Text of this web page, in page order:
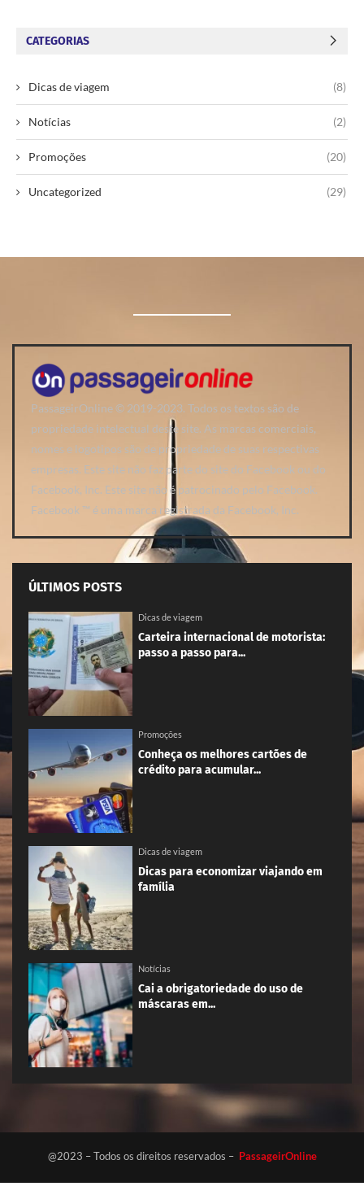
CATEGORIAS
(8)
(2)
(20)
(29)
PassageirOnline © 2019-2023. Todos os textos são de
propriedade intelectual deste site. As marcas comerciais,
nomes e logotipos são de propriedade de suas respectivas
empresas. Este site não faz parte do site do Facebook ou do
ÚLTIMOS POSTS
Carteira internacional de motorista:
passo a passo para...
Conheça os melhores cartões de
crédito para acumular...
Dicas para economizar viajando em
família
Cai a obrigatoriedade do uso de
máscaras em...
Início Termos de uso
Fale conosco